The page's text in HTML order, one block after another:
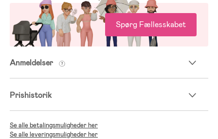
Spørg Fællesskabet
Anmeldelser
Prishistorik
Se alle betalingsmuligheder her
Se alle leveringsmuligheder her